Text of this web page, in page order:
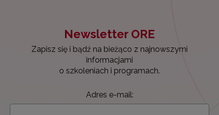
Newsletter ORE
Zapisz się i bądź na bieżąco z najnowszymi
informacjami
o szkoleniach i programach.
Adres e-mail: